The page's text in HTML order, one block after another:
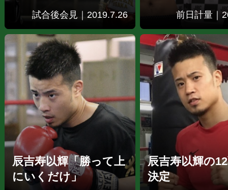
試合後会見｜2019.7.26 前日計量｜
辰吉寿以輝「勝って上
にいくだけ」
辰吉寿以輝の
決定